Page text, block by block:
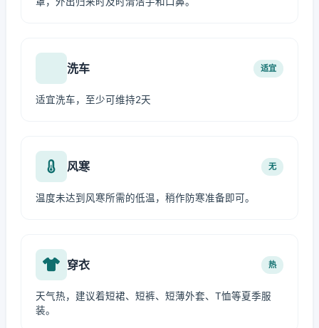
洗车 适宜
适宜洗车，至少可维持2天
风寒 无
温度未达到风寒所需的低温，稍作防寒准备即可。
穿衣 热
天气热，建议着短裙、短裤、短薄外套、T恤等夏季服
装。